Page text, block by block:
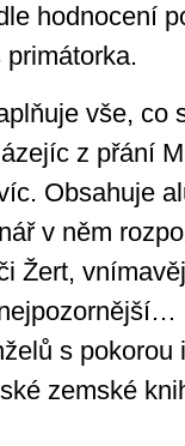
hodnocení
primátorka.
vše, co
z přání
Obsahuje
v něm
Žert,
s pokorou
zemské